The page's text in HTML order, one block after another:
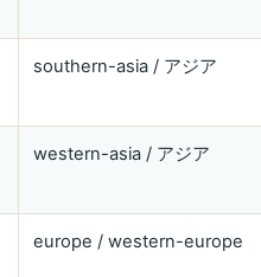
southern-asia / アジア
western-asia / アジア
europe / western-europe